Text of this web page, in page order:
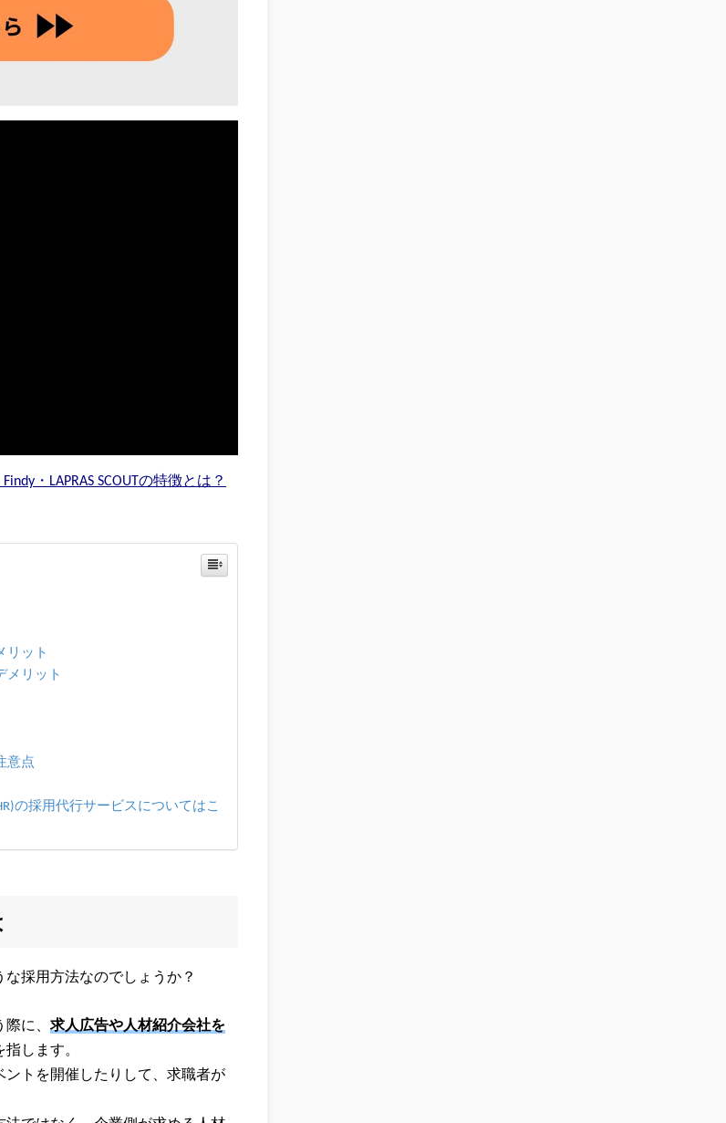
・LAPRAS SCOUTの特徴とは？
リット
メリット
意点
の採用代行サービスについてはこ
採用方法なのでしょうか？
に、 求人広告や人材紹介会社を
指します。
トを開催したりして、求職者が